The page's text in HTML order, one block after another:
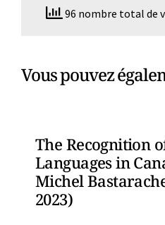
96 nombre total de
Vous pouvez
The Recognition
Languages in
Michel
2023)